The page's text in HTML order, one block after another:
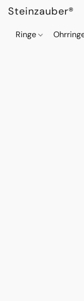
Steinzauber®
Ringe